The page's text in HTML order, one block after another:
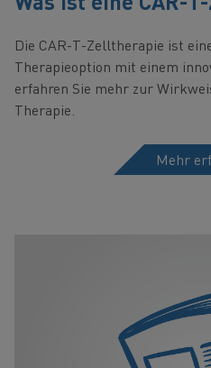
Die CAR-T-Zelltherapie ist
Therapieoption mit einem
erfahren Sie mehr zur
Therapie.
Mehr